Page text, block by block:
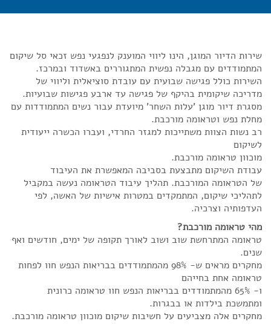
שירות הדיור המוגן, הינו ליווי המוענק לנפגעי נפש זכאי סל שיקום
המתמודדים עם מגבלה נפשית המתגוררים באשדוד ובמרכז.
השירות כולל פגישה שבועית עם עובדת סוציאלית וליווי של
מדריכה שיקומית בהיקף של פגישה עד ארבע פגישות שבועיות.
מסגרת דיור מוגן 'עלות השחר' מיועדת עבור נשים המתמודדות עם
מחלת נפש וטראומה מורכבת.
רב נשות הצוות משתייכות למגזר החרדי, ועברו הכשרה ייעודית
לשיקום
מוכוון טראומה מורכבת.
עבודת השיקום מתבצעת בסביבה המאפשרת את העיבוד
של הטראומה המורכבת. תהליך עיבוד הטראומה נעשה במקביל
לתהליכי שיקום, המתמקדים במטרות אישיות של האשה, לפי
העדפותיה וצרכיה.
מהי טראומה מורכבת?
טראומה המתרחשת שוב ושוב לאורך תקופה של ימים, חודשים ואף
שנים.
מחקרים מראים ש- 98% מהמתמודדים בבריאות הנפש חוו לפחות
טראומה אחת בחייהם
ו- 65% מהמתמודדים בבריאות הנפש חוו טראומה כרונית
ומתמשכת בילדות או בבגרות.
מחקרים אלה מצביעים על חשיבות שיקום מוכוון טראומה מורכבת.